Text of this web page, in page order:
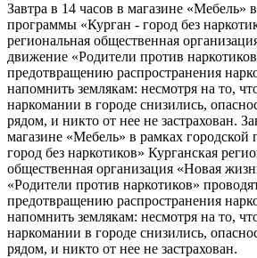
Завтра в 14 часов в магазине «Мебель»
программы «Курган - город без
региональная общественная
движение «Родители против
предотвращению распространения
напомнить землякам: несмотря на то,
наркомании в городе снизились,
рядом, и никто от нее не застрахован.
магазине «Мебель» в рамках
город без наркотиков» Курганская
общественная организация «Новая
«Родители против наркотиков»
предотвращению распространения
напомнить землякам: несмотря на то,
наркомании в городе снизились,
рядом, и никто от нее не застрахован.